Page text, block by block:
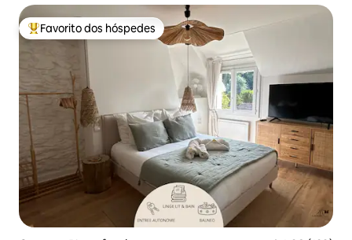
Favoritos dos hóspedes mais apreciados
Favorito dos hóspedes